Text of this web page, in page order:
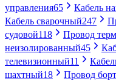
управления65 Кабель
Кабель сварочный247
судовой118 Провод
неизолированный45
телевизионный11
шахтный18 Провод